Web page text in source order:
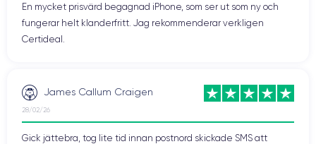
En mycket prisvärd begagnad iPhone, som ser ut som ny och
fungerar helt klanderfritt. Jag rekommenderar verkligen
Certideal.
James Callum Craigen
28/02/26
Gick jättebra, tog lite tid innan postnord skickade SMS att